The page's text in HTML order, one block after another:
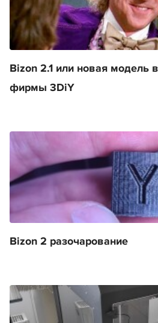
Bizon 2.1 или новая модель
фирмы 3DiY
Bizon 2 разочарование